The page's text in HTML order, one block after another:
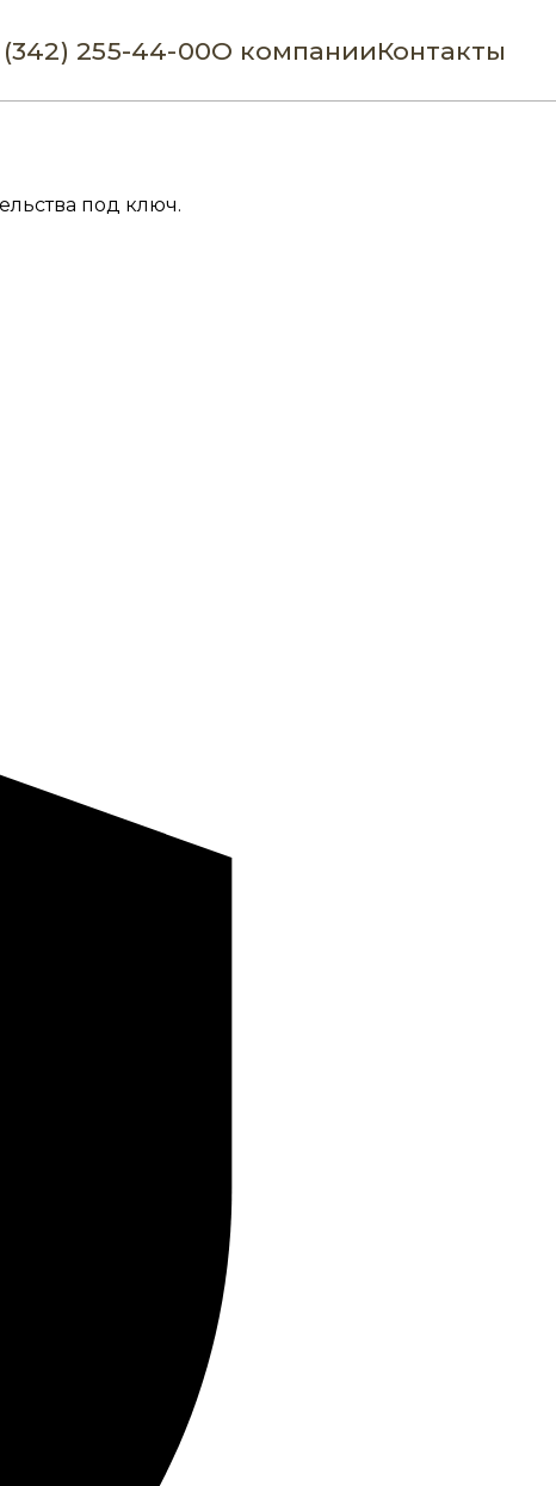
(342) 255-44-00О компанииКонтакты
под ключ.